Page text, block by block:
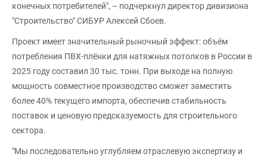
конечных потребителей", – подчеркнул директор дивизиона
"Строительство" СИБУР Алексей Сбоев.
Проект имеет значительный рыночный эффект: объём
потребления ПВХ-плёнки для натяжных потолков в России в
2025 году составил 30 тыс. тонн. При выходе на полную
мощность совместное производство сможет заместить
более 40% текущего импорта, обеспечив стабильность
поставок и ценовую предсказуемость для строительного
сектора.
"Мы последовательно углубляем отраслевую экспертизу и